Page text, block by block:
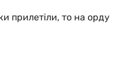
прилетіли, то на орду